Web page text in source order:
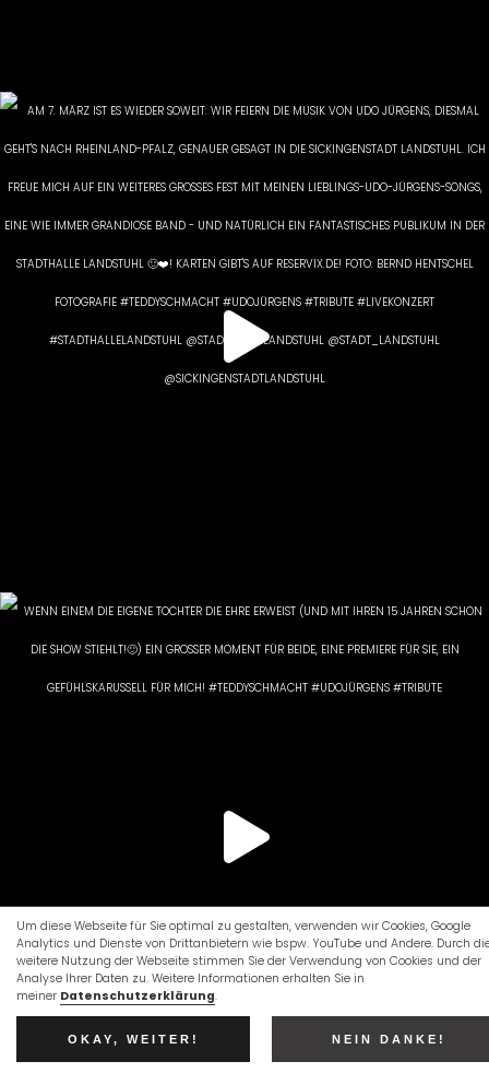
Um diese Webseite für Sie optimal zu gestalten, verwenden wir Cookies, Google
Analytics und Dienste von Drittanbietern wie bspw. YouTube und Andere. Durch
weitere Nutzung der Webseite stimmen Sie der Verwendung von Cookies und der
Analyse Ihrer Daten zu. Weitere Informationen erhalten Sie in
meiner Datenschutzerklärung.
OKAY, WEITER! NEIN DANKE!